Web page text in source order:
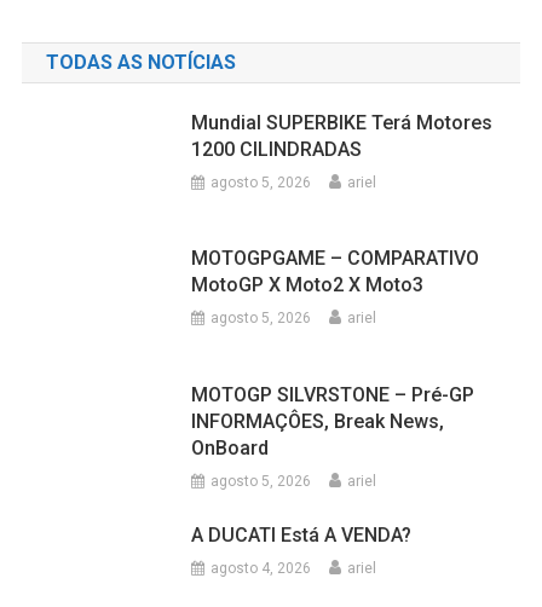
TODAS AS NOTÍCIAS
Mundial SUPERBIKE Terá Motores
1200 CILINDRADAS
agosto 5, 2026 ariel
MOTOGPGAME – COMPARATIVO
MotoGP X Moto2 X Moto3
agosto 5, 2026 ariel
MOTOGP SILVRSTONE – Pré-GP
INFORMAÇÔES, Break News,
OnBoard
agosto 5, 2026 ariel
A DUCATI Está A VENDA?
agosto 4, 2026 ariel